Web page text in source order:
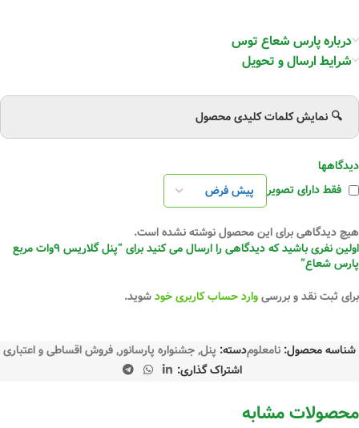
درباره پارس شعاع توس
شرایط ارسال و تحویل
🔍 نمایش کلمات کلیدی محصول
دیدگاهها
فقط دارای تصویر
هیچ دیدگاهی برای این محصول نوشته نشده است.
اولین نفری باشید که دیدگاهی را ارسال می کنید برای “پنل گلاریس ۹وات مربع
پارس شعاع”
برای ثبت نقد و بررسیوارد حساب کاربری خودشوید.
شناسه محصول: نامعلومدسته: پنل,جشنواره پارسانور,فروش اقساطی و اعتباری
اشتراک گذاری:
محصولات مشابه